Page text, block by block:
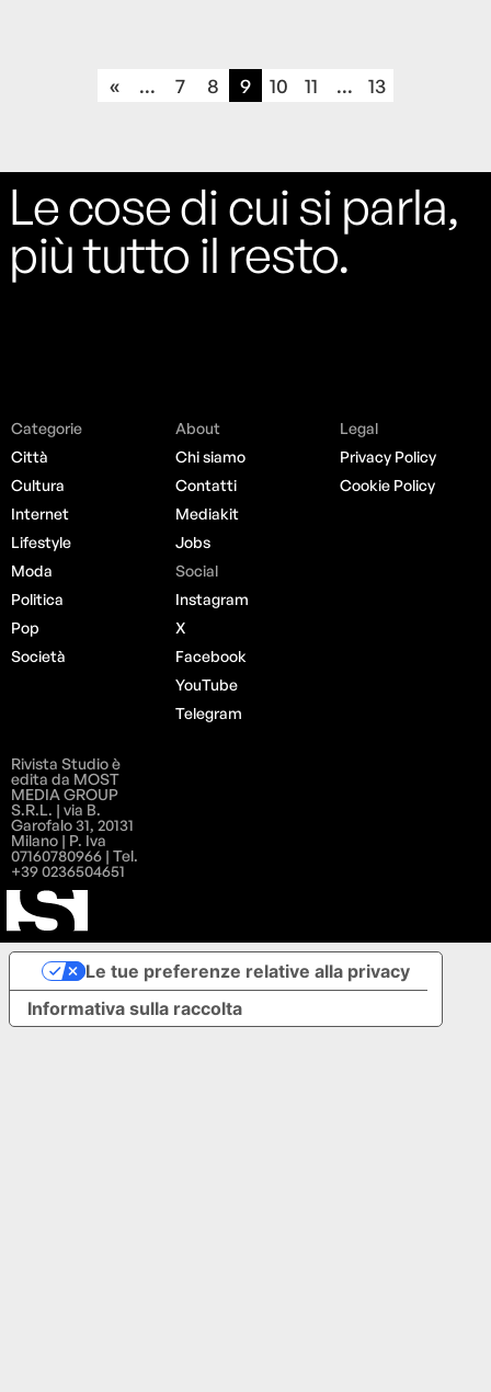
« ... 7 8 9 10 11 ... 13
Le cose di cui si parla,
più tutto il resto.
Categorie
Città
Cultura
Internet
Lifestyle
Moda
Politica
Pop
Società
About
Chi siamo
Contatti
Mediakit
Jobs
Social
Instagram
X
Facebook
YouTube
Telegram
Legal
Privacy Policy
Cookie Policy
Rivista Studio è
edita da MOST
MEDIA GROUP
S.R.L. | via B.
Garofalo 31, 20131
Milano | P. Iva
07160780966 | Tel.
+39 0236504651
Informativa sulla raccolta
Le tue preferenze relative alla privacy